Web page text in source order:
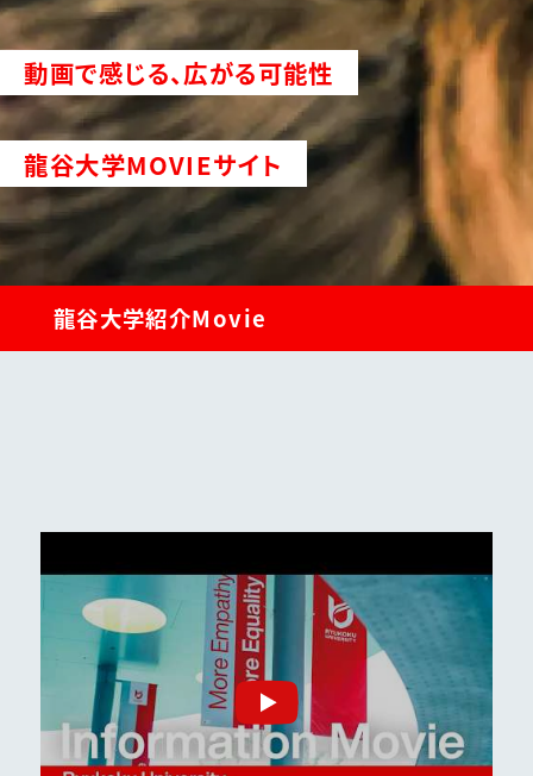
動画で感じる、広がる可能性
龍谷大学MOVIEサイト
龍谷大学紹介Movie